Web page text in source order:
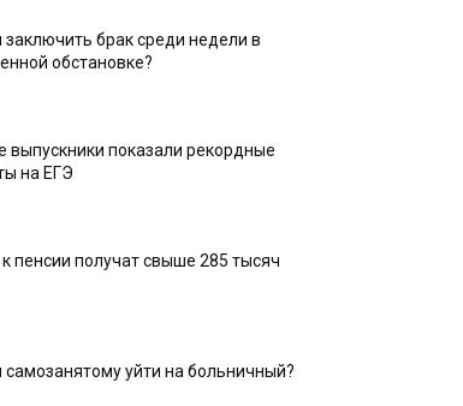
брак среди недели в
обстановке?
выпускники показали рекордные
на ЕГЭ
пенсии получат свыше 285 тысяч
уйти на больничный?